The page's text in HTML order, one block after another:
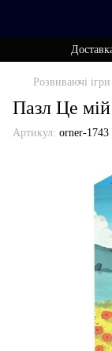
Розвиваючі ігри
Пазл Це
Артикул: orner-1743